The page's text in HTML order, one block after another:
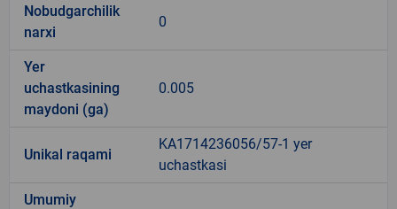
Nobudgarchilik
narxi
0
Yer
uchastkasining
maydoni (ga)
0.005
Unikal raqami
KA1714236056/57-1 yer
uchastkasi
Umumiy